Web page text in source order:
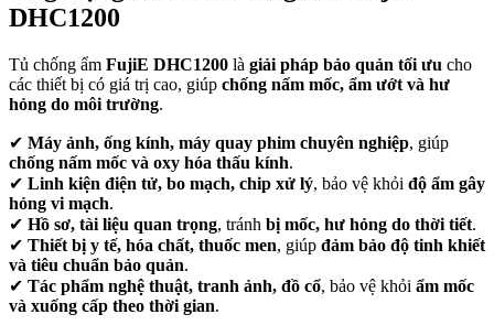
DHC1200
Tủ chống ẩm FujiE DHC1200 là giải pháp bảo quản tối ưu cho
các thiết bị có giá trị cao, giúp chống nấm mốc, ẩm ướt và hư
hỏng do môi trường.
✔ Máy ảnh, ống kính, máy quay phim chuyên nghiệp, giúp
chống nấm mốc và oxy hóa thấu kính.
✔ Linh kiện điện tử, bo mạch, chip xử lý, bảo vệ khỏi độ ẩm gây
hỏng vi mạch.
✔ Hồ sơ, tài liệu quan trọng, tránh bị mốc, hư hỏng do thời tiết.
✔ Thiết bị y tế, hóa chất, thuốc men, giúp đảm bảo độ tinh khiết
và tiêu chuẩn bảo quản.
✔ Tác phẩm nghệ thuật, tranh ảnh, đồ cổ, bảo vệ khỏi ẩm mốc
và xuống cấp theo thời gian.